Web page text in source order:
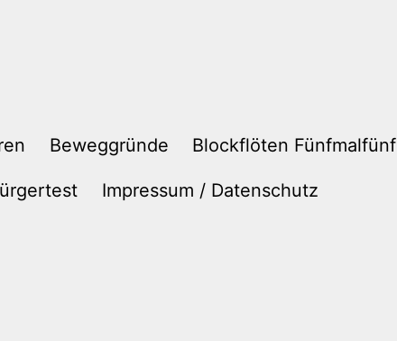
Beweggründe Blockflöten Fünfmalfünf
Impressum / Datenschutz